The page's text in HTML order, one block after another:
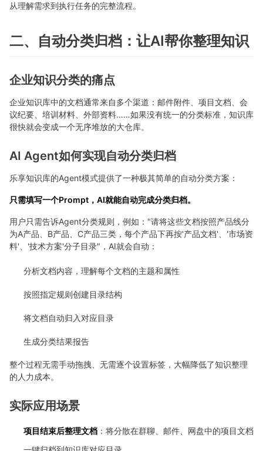
从理解需求到执行任务的完整流程。
二、自动分类归档：让AI帮你整理知识
企业知识分类的痛点
企业知识库中的文档通常来自多个渠道：邮件附件、项目文档、会
议纪要、培训材料、外部资料……如果没有统一的分类标准，知识库
很快就会变成一个无序堆放的大仓库。
AI Agent如何实现自动分类归档
乐享知识库的Agent模式提供了一种极其简单的自动分类方案：
只需填写一个Prompt，AI就能自动完成分类归档。
用户只需告诉Agent分类规则，例如："请将这些文档按照产品线分
为A产品、B产品、C产品三类，每个产品下再按'产品文档'、'市场资
料'、'技术方案'分子目录"，AI就会自动：
分析文档内容，理解每个文档的主题和属性
按照指定规则创建目录结构
将文档自动归入对应目录
生成分类结果报告
整个过程无需手动拖拽、无需逐个设置标签，大幅降低了知识整理
的人力成本。
实际应用场景
项目结束后整理文档 ：将分散在群聊、邮件、网盘中的项目文档